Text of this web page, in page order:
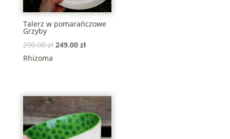
Talerz w pomarańczowe
Grzyby
290.00zł 249.00 zł
Rhizoma